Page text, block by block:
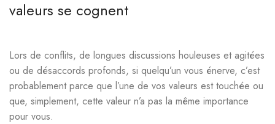
valeurs se cognent
Lors de conflits, de longues discussions houleuses et agitées
ou de désaccords profonds, si quelqu’un vous énerve, c’est
probablement parce que l’une de vos valeurs est touchée ou
que, simplement, cette valeur n’a pas la même importance
pour vous.